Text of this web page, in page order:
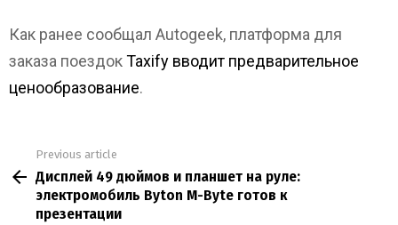
Как ранее сообщал Autogeek, платформа для
заказа поездокTaxify вводит предварительное
ценообразование.
more
Previous article
Дисплей 49 дюймов и планшет на руле:
электромобиль Byton M-Byte готов к
презентации